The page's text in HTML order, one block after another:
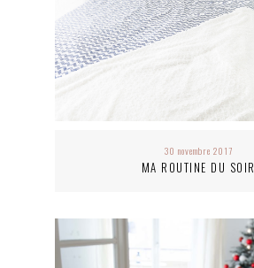
30 novembre 2017
MA ROUTINE DU SOIR